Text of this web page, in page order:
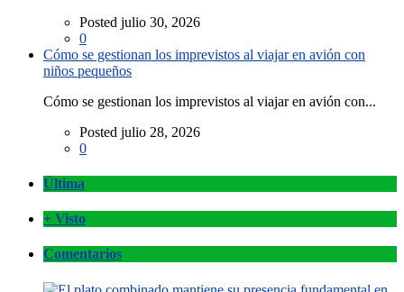
Posted julio 30, 2026
0
Cómo se gestionan los imprevistos al viajar en avión con
niños pequeños
Cómo se gestionan los imprevistos al viajar en avión con...
Posted julio 28, 2026
0
Última
+ Visto
Comentarios